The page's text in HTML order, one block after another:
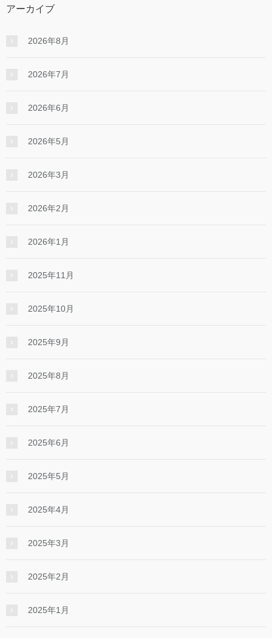
アーカイブ
2026年8月
2026年7月
2026年6月
2026年5月
2026年3月
2026年2月
2026年1月
2025年11月
2025年10月
2025年9月
2025年8月
2025年7月
2025年6月
2025年5月
2025年4月
2025年3月
2025年2月
2025年1月